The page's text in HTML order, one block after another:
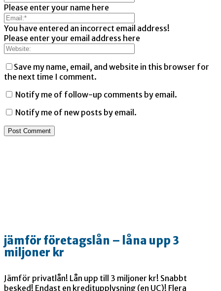
Please enter your name here
You have entered an incorrect email address!
Please enter your email address here
Save my name, email, and website in this browser for
the next time I comment.
Notify me of follow-up comments by email.
Notify me of new posts by email.
jämför företagslån – låna upp 3
miljoner kr
Jämför privatlån! Lån upp till 3 miljoner kr! Snabbt
besked! Endast en kreditupplysning (en UC)! Flera